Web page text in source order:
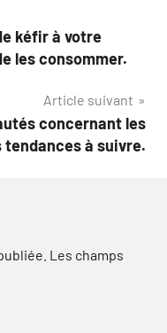
kéfir à votre
les consommer.
Article suivant
concernant les
à suivre.
Les champs